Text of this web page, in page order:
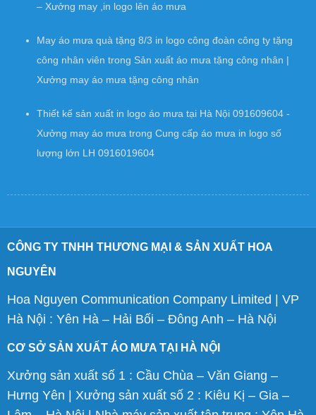
– Xưởng may ,in logo lên áo mưa
May áo mưa quà tặng 8/3 in logo công đoàn công ty tặng
công nhân viên trong Sản xuất áo mưa tặng công nhân |
Xưởng may áo mưa tặng công nhân
Thiết kế sản xuất in logo áo mưa tại Hà Nội 091609604 -
Xưởng may áo mưa trong Cung cấp áo mưa in logo số
lượng lớn LH 0916019604
CÔNG TY TNHH THƯƠNG MẠI & SẢN XUẤT HOA
NGUYÊN
Hoa Nguyen Communication Company Limited | VP
Hà Nội : Yên Hà – Hải Bối – Đông Anh – Hà Nội
CƠ SỞ SẢN XUẤT ÁO MƯA TẠI HÀ NỘI
Xưởng sản xuất số 1 : Cầu Chùa – Văn Giang –
Hưng Yên | Xưởng sản xuất số 2 : Kiêu Kị – Gia –